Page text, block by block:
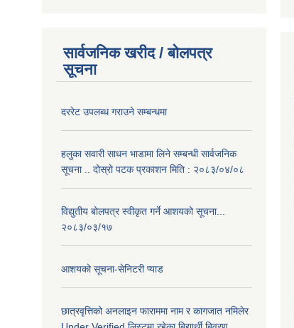
सार्वजनिक खरीद / बोलपत्र
सूचना
दररेट उपलब्ध गराउने सम्बन्धमा
हलुका सवारी साधन भाडामा लिने सम्बन्धी सार्वजनिक
सूचना .. दोस्रो पटक प्रकाशन मिति : २०८३/०४/०८
विद्युतीय बोलपत्र स्वीकृत गर्ने आशयको सूचना...
२०८३/०३/१७
आशयको सूचना-सेनिटरी प्याड
छात्रवृत्तिको अनलाइन फाराममा नाम र कागजात नमिलेर